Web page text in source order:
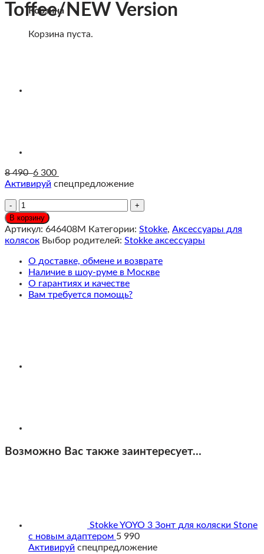
Корзина
Корзина пуста.
Toffee/NEW Version
8 490 6 300
Активируй спецпредложение
Количество
Stokke
YOYO
Комплект
текстиля,
Toffee/NEW
Version
В корзину
Артикул: 646408M Категории: Stokke, Аксессуары для
колясок Выбор родителей: Stokke аксессуары
О доставке, обмене и возврате
Наличие в шоу-руме в Москве
О гарантиях и качестве
Вам требуется помощь?
Возможно Вас также заинтересует…
Stokke YOYO 3 Зонт для коляски Stone
с новым адаптером 5 990
Активируй спецпредложение